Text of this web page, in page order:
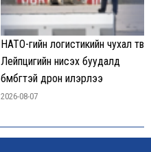
НАТО-гийн логистикийн чухал төв
Лейпцигийн нисэх буудалд
бөмбөгтэй дрон илэрлээ
2026-08-07